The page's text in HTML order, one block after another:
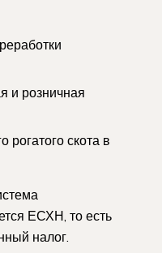
и розничная
рогатого скота в
ЕСХН, то есть
налог.